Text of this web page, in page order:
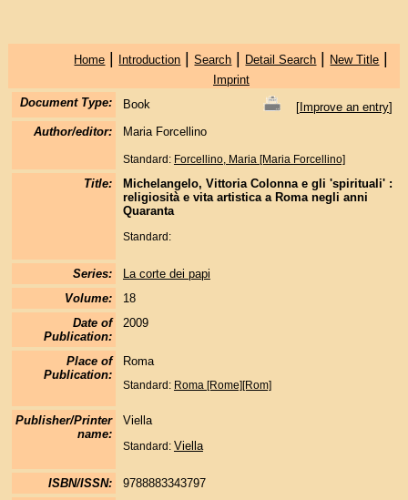
Home | Introduction |Search | Detail Search | New Title |
Imprint
Document Type:
Book [Improve an entry]
Author/editor:
Maria Forcellino
Standard: Forcellino, Maria [Maria Forcellino]
Title:
Michelangelo, Vittoria Colonna e gli 'spirituali' :
religiosità e vita artistica a Roma negli anni
Quaranta
Standard:
Series:
La corte dei papi
Volume:
18
Date of
Publication:
2009
Place of
Publication:
Roma
Standard: Roma [Rome][Rom]
Publisher/Printer
name:
Viella
Standard: Viella
ISBN/ISSN:
9788883343797